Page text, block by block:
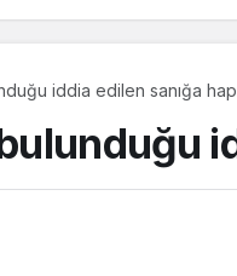
iddia edilen sanığa